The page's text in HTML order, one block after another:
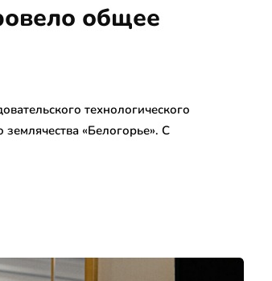
общее
технологического
«Белогорье». С